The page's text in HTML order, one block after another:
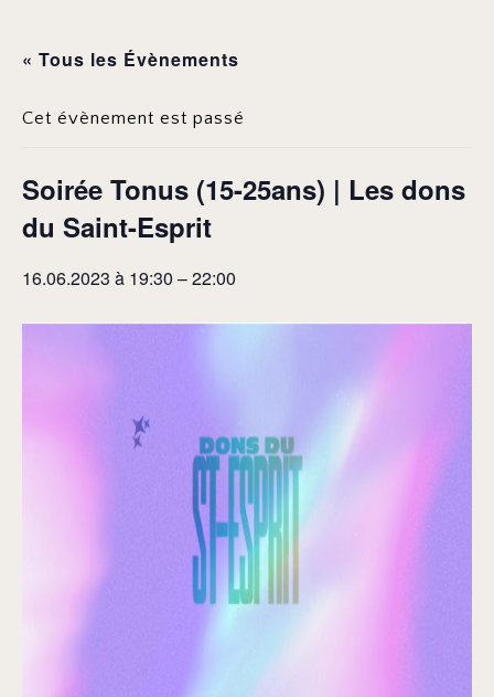
« Tous les Évènements
Cet évènement est passé
Soirée Tonus (15-25ans) | Les dons
du Saint-Esprit
16.06.2023 à 19:30 –22:00